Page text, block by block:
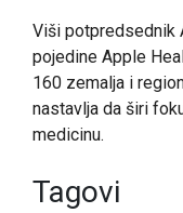
Viši potpredsednik
pojedine Apple
160 zemalja i
nastavlja da širi
medicinu.
Tagovi